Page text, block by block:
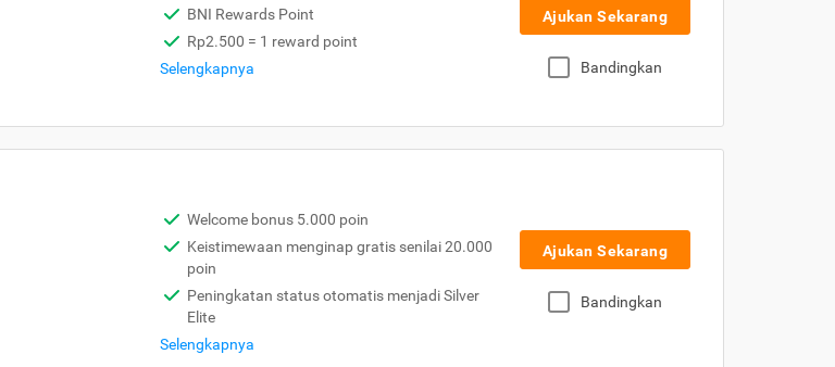
BNI Rewards Point
Rp2.500 = 1 reward point
Selengkapnya
Ajukan Sekarang
Bandingkan
Welcome bonus 5.000 poin
Keistimewaan menginap gratis senilai 20.000
poin
Peningkatan status otomatis menjadi Silver
Elite
Selengkapnya
Ajukan Sekarang
Bandingkan